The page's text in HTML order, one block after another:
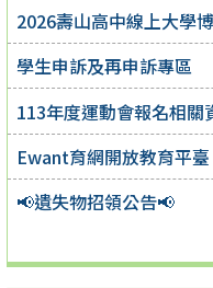
2026壽山高中線上大學
學生申訴及再申訴專區
113年度運動會報名相關
Ewant育網開放教育平臺
📢遺失物招領公告📢